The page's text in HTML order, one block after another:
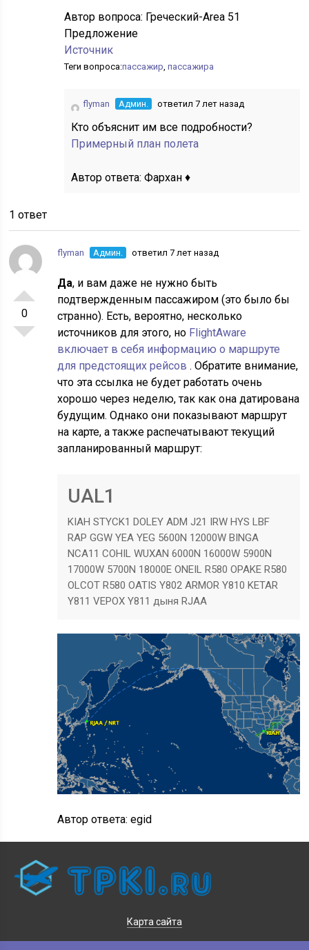
Автор вопроса: Греческий-Area 51
Предложение
Источник
Теги вопроса:пассажир,пассажира
flyman Админ. ответил 7 лет назад
Кто объяснит им все подробности?
Примерный план полета
Автор ответа:Фархан ♦
1 ответ
0
flyman Админ. ответил 7 лет назад
Да, и вам даже не нужно быть
подтвержденным пассажиром (это было бы
странно). Есть, вероятно, несколько
источников для этого, но FlightAware
включает в себя информацию о маршруте
для предстоящих рейсов. Обратите внимание,
что эта ссылка не будет работать очень
хорошо через неделю, так как она датирована
будущим. Однако они показывают маршрут
на карте, а также распечатывают текущий
запланированный маршрут:
UAL1
KIAH STYCK1 DOLEY ADM J21 IRW HYS LBF
RAP GGW YEA YEG 5600N 12000W BINGA
NCA11 COHIL WUXAN 6000N 16000W 5900N
17000W 5700N 18000E ONEIL R580 OPAKE R580
OLCOT R580 OATIS Y802 ARMOR Y810 KETAR
Y811 VEPOX Y811 дыня RJAA
Автор ответа:egid
Карта сайта